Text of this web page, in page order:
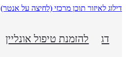
דילוג לאיזור תוכן מרכזי (לחיצה על אנטר)
דגמים חדשים
להזמנת טיפול אונליין